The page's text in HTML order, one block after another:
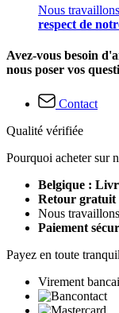
Nous
respect de
Avez-vous besoin
nous poser vos
Contact
Qualité vérifiée
Pourquoi acheter sur
Belgique :
Retour gratuit
Nous
Paiement
Payez en toute
Virement